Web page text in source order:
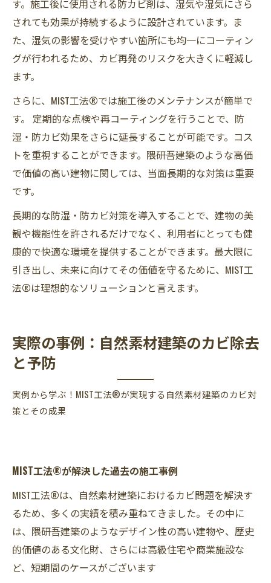
す。施工後に使用される防カビ剤は、湿気や湿気にさら
されても効果が持続するように設計されています。ま
た、湿気の影響を受けやすい箇所にも均一にコーティン
グが行われるため、カビ再発のリスクを大きくに軽減し
ます。
さらに、MIST工法®では施工後のメンテナンスが簡単で
す。 定期的な点検や再コーティングを行うことで、防
湿・防カビ効果をさらに延長することが可能です。コス
トを重視することができます。隈研吾建築のような高価
で価値の高い建物に関しては、当面長期的な対策は重要
です。
長期的な防湿・防カビ対策を導入することで、建物の美
観や機能性を許されるだけでなく、利用者にとっても健
康的で快適な環境を提供することができます。最大限に
引き出し、未来に向けてその価値を守るために、MIST工
法®は理想的なソリューションと言えます。
実際の事例：自然素材建築のカビ除去
と予防
実例から学ぶ！MIST工法®が実現する自然素材建築のカビ対
策とその成果
MIST工法®が解決した過去の施工事例
MIST工法®は、自然素材建築におけるカビ問題を解決す
るため、多くの実績を積み重ねてきました。その中に
は、隈研吾建築のようなデザイン性の高い建物や、歴史
的価値のある文化財、さらには高級住宅や商業施設な
ど、短期間のケースがございます